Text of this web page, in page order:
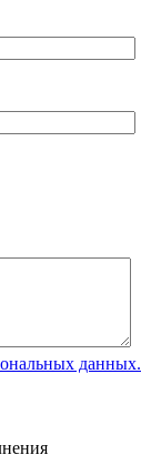
данных.